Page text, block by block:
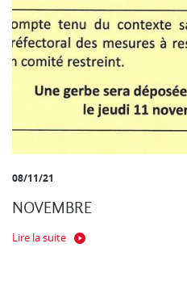
08/11/21
NOVEMBRE
Lire la suite